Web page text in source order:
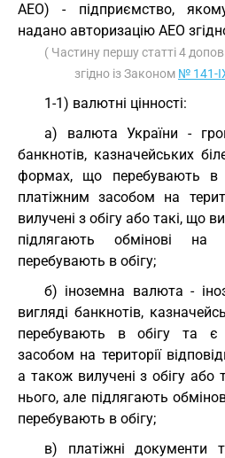
АЕО) - підприємство,
надано авторизацію АЕО
( Частину першу статті 4
згідно із Законом № 141-
1-1) валютні цінності:
а) валюта України -
банкнотів, казначейських
формах, що перебувають в
платіжним засобом на
вилучені з обігу або такі, що
підлягають обмінові на
перебувають в обігу;
б) іноземна валюта -
вигляді банкнотів,
перебувають в обігу та є
засобом на території
а також вилучені з обігу або
нього, але підлягають
перебувають в обігу;
в) платіжні документи